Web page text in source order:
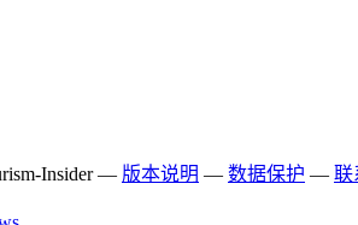
Insider — 版本说明 — 数据​保护 — 联